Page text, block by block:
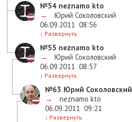
№54 neznamo kto
→
Юрий Соколовский
06.09.2011 08:56
↓ Развернуть
№55 neznamo kto
→
Юрий Соколовский
06.09.2011 08:57
↓ Развернуть
№63 Юрий Соколовский
→
neznamo kto
06.09.2011 09:21
↓ Развернуть